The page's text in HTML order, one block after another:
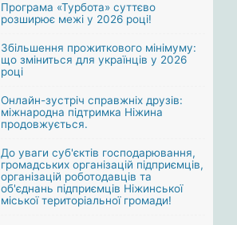
Програма «Турбота» суттєво
розширює межі у 2026 році!
Збільшення прожиткового мінімуму:
що зміниться для українців у 2026
році
Онлайн-зустріч справжніх друзів:
міжнародна підтримка Ніжина
продовжується.
До уваги суб'єктів господарювання,
громадських організацій підприємців,
організацій роботодавців та
об'єднань підприємців Ніжинської
міської територіальної громади!